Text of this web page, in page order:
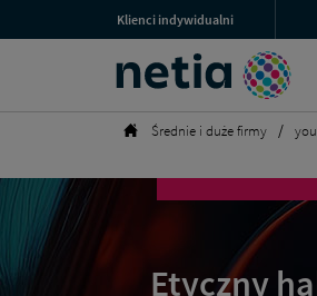
pomóc
Biznes
Klienci indywidualni
Przejdź
sekcji
dla
Indywidualnych
Netia
Wyszukiwarka
Strona
Średnie i duże firmy
Etyczny